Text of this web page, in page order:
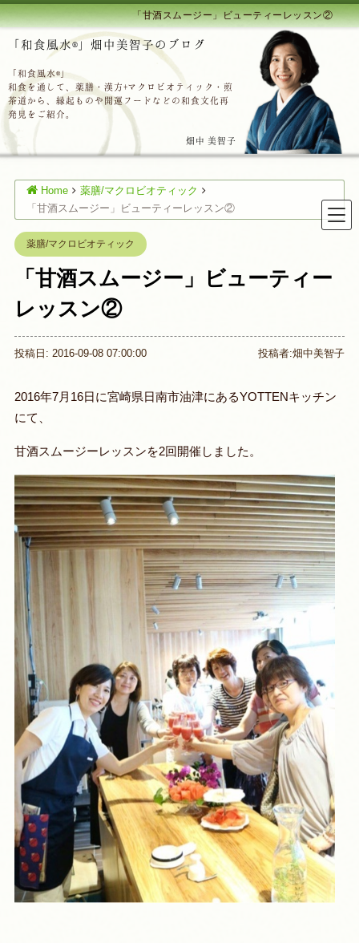
「甘酒スムージー」ビューティーレッスン②
「和食風水®」畑中美智子のブログ
「和食風水®」
和食を通して、薬膳・漢方+マクロビオティック・煎
茶道から、縁起ものや開運フードなどの和食文化再
発見をご紹介。
畑中 美智子
Home
薬膳/マクロビオティック
「甘酒スムージー」ビューティーレッスン②
薬膳/マクロビオティック
「甘酒スムージー」ビューティー
レッスン②
投稿日: 2016-09-08 07:00:00 投稿者:畑中美智子
2016年7月16日に宮崎県日南市油津にあるYOTTENキッチン
にて、
甘酒スムージーレッスンを2回開催しました。